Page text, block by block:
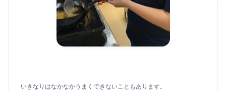
いきなりはなかなかうまくできないこともあります。